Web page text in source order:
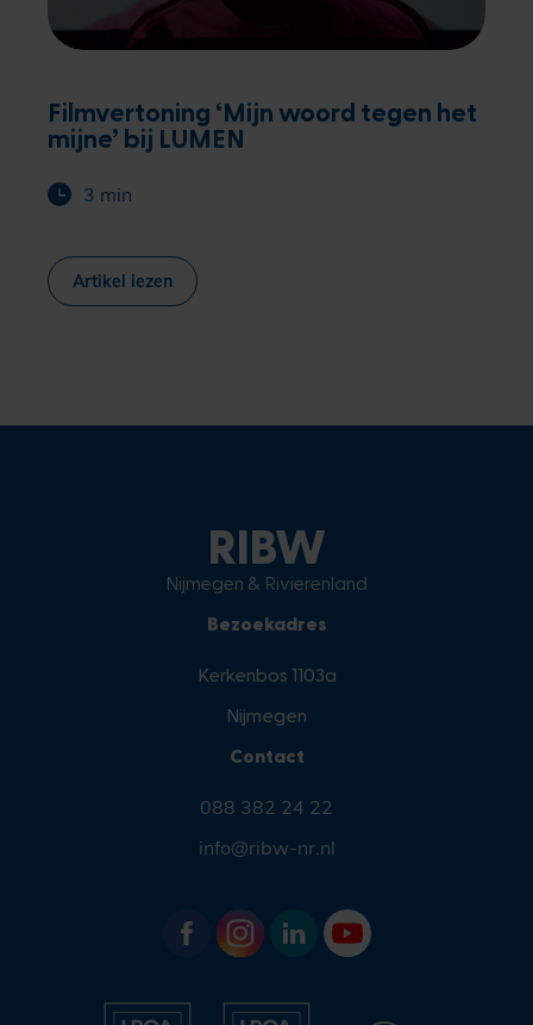
Filmvertoning ‘Mijn woord tegen het
mijne’ bij LUMEN
3 min
Artikel lezen
RIBW
Nijmegen & Rivierenland
Bezoekadres
Kerkenbos 1103a
Nijmegen
Contact
088 382 24 22
info@ribw-nr.nl